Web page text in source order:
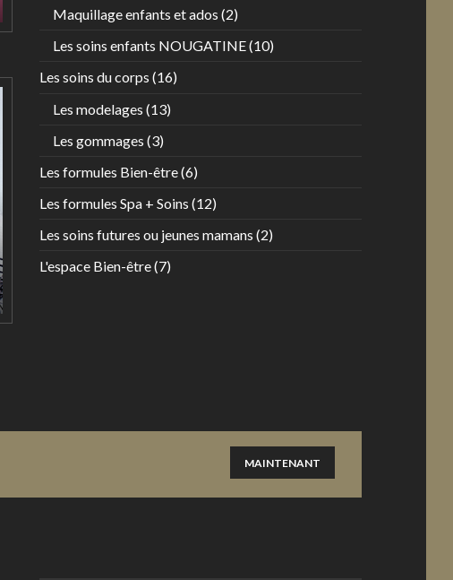
Maquillage enfants et ados (2)
Les soins enfants NOUGATINE(10)
Les soins du corps (16)
Les modelages (13)
Les gommages (3)
Les formules Bien-être(6)
Les formules Spa + Soins (12)
Les soins futures ou jeunes mamans (2)
L'espace Bien-être(7)
MAINTENANT